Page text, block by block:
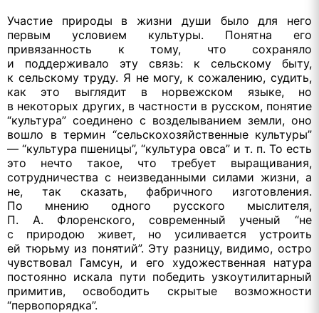
Участие природы в жизни души было для него
первым условием культуры. Понятна его
привязанность к тому, что сохраняло
и поддерживало эту связь: к сельскому быту,
к сельскомутруду. Я не могу, к сожалению, судить,
как это выглядит в норвежском языке, но
в некоторых других, в частности в русском,понятие
“культура” соединено с возделыванием земли, оно
вошло в термин “сельскохозяйственные культуры”
— “культура пшеницы”, “культура овса” и т. п. То есть
это нечто такое, что требует выращивания,
сотрудничества с неизведанными силами жизни, а
не, так сказать, фабричного изготовления.
По мнению одного русского мыслителя,
П. А. Флоренского, современный ученый “не
с природою живет, но усиливается устроить
ей тюрьму из понятий”. Эту разницу,видимо, остро
чувствовал Гамсун, и его художественная натура
постоянно искала пути победить узкоутилитарный
примитив, освободить скрытые возможности
“первопорядка”.